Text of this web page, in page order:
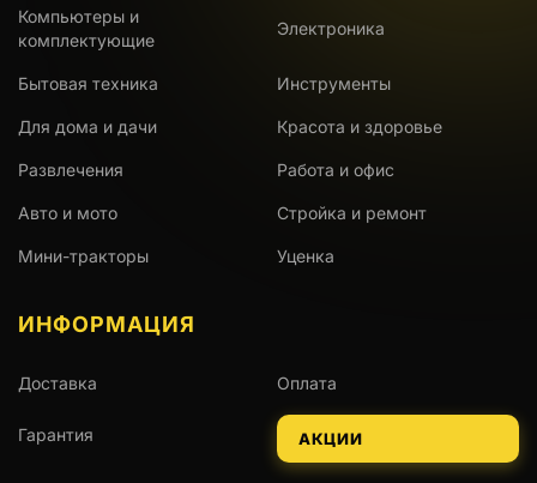
Компьютеры и
комплектующие
Электроника
Бытовая техника Инструменты
Для дома и дачи Красота и здоровье
Развлечения Работа и офис
Авто и мото Стройка и ремонт
Мини-тракторы Уценка
ИНФОРМАЦИЯ
Доставка Оплата
Гарантия АКЦИИ